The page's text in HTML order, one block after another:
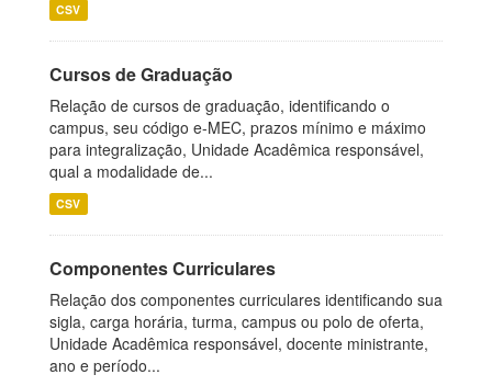
CSV
Cursos de Graduação
Relação de cursos de graduação, identificando o
campus, seu código e-MEC, prazos mínimo e máximo
para integralização, Unidade Acadêmica responsável,
qual a modalidade de...
CSV
Componentes Curriculares
Relação dos componentes curriculares identificando sua
sigla, carga horária, turma, campus ou polo de oferta,
Unidade Acadêmica responsável, docente ministrante,
ano e período...